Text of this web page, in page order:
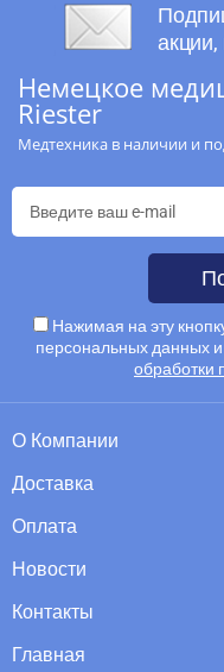
Немецкое
Riester
Медтехника в наличии и
Нажимая на эту
персональных данных
обработки
О Компании
Доставка
Оплата
Новости
Контакты
Главная